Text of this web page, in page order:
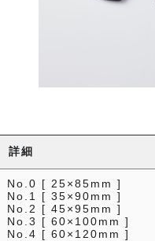
詳細
No.0 [ 25×85mm ]
No.1 [ 35×90mm ]
No.2 [ 45×95mm ]
No.3 [ 60×100mm ]
No.4 [ 60×120mm ]